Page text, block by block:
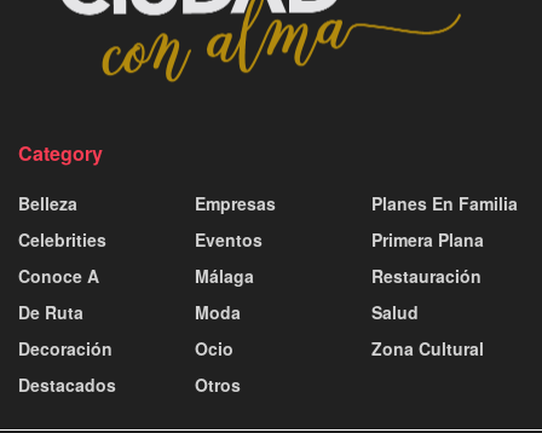
Category
Belleza
Celebrities
Conoce A
De Ruta
Decoración
Destacados
Empresas
Eventos
Málaga
Moda
Ocio
Otros
Planes En Familia
Primera Plana
Restauración
Salud
Zona Cultural